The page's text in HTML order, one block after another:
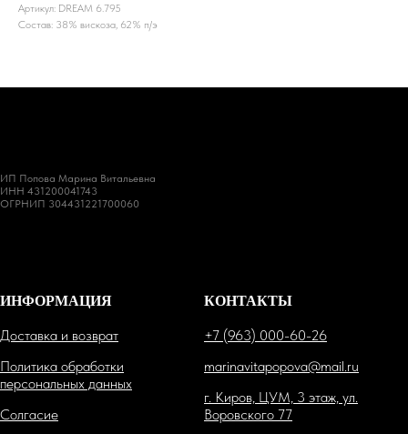
Артикул: DREAM 6.795
Состав: 38% вискоза, 62% п/э
ИП Попова Марина Витальевна
ИНН 431200041743
ОГРНИП 304431221700060
ИНФОРМАЦИЯ
Доставка и возврат
Политика обработки
персональных данных
Солгасие
КОНТАКТЫ
+7 (963) 000-60-26
marinavitapopova@mail.ru
г. Киров, ЦУМ, 3 этаж, ул.
Воровского 77